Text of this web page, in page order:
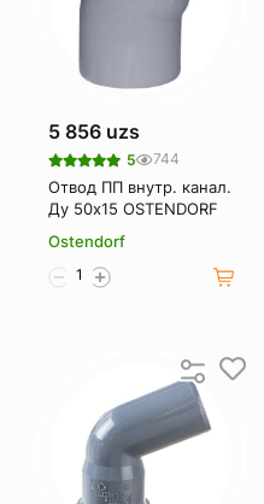
5 856 uzs
5 744
Отвод ПП внутр. канал.
Ду 50х15 OSTENDORF
Ostendorf